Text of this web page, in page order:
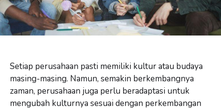
Setiap perusahaan pasti memiliki kultur atau budaya
masing-masing. Namun, semakin berkembangnya
zaman, perusahaan juga perlu beradaptasi untuk
mengubah kulturnya sesuai dengan perkembangan